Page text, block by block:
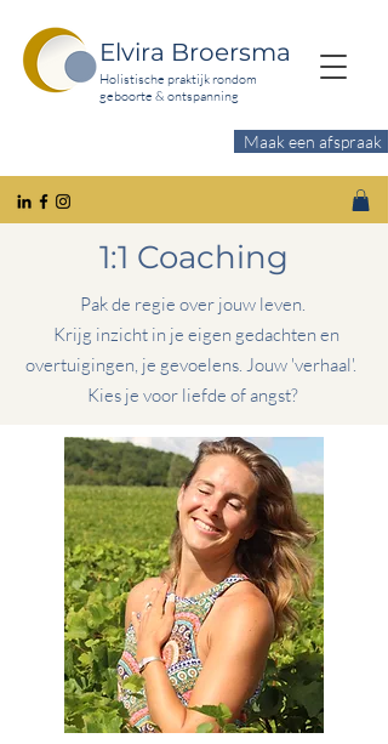
Elvira Broersma
Holistische praktijk rondom
geboorte & ontspanning
Maak een afspraak
1:1 Coaching
Pak de regie over jouw leven.
Krijg inzicht in je eigen gedachten en
overtuigingen, je gevoelens. Jouw 'verhaal'.
Kies je voor liefde of angst?